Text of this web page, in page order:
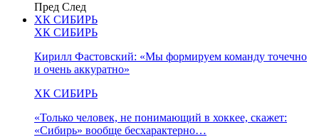
Пред След
ХК СИБИРЬ
ХК СИБИРЬ
Кирилл Фастовский: «Мы формируем команду точечно
и очень аккуратно»
ХК СИБИРЬ
«Только человек, не понимающий в хоккее, скажет:
«Сибирь» вообще бесхарактерно…